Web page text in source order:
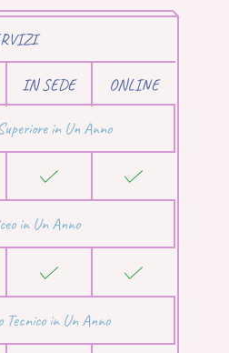
IN SEDE ONLINE
in Un Anno
in Un Anno
in Un Anno